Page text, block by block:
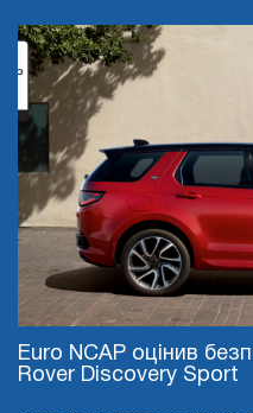
Euro NCAP оцінив
Rover Discovery Sport